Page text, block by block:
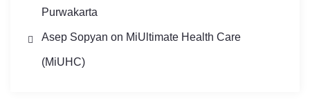
Purwakarta
Asep Sopyan on MiUltimate Health Care
(MiUHC)